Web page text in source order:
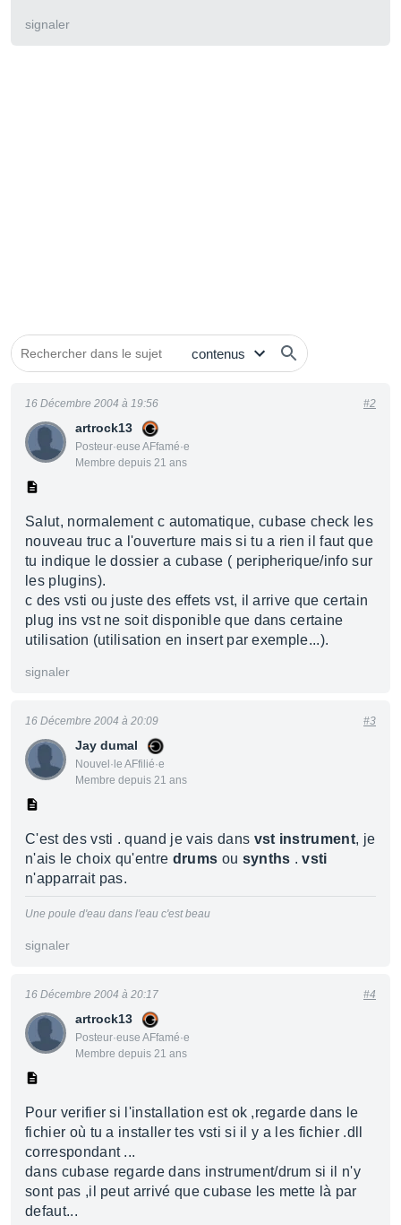
signaler
artrock13
Posteur·euse AFfamé·e
Membre depuis 21 ans
16 Décembre 2004 à 19:56 #2
Salut, normalement c automatique, cubase check les
nouveau truc a l'ouverture mais si tu a rien il faut que
tu indique le dossier a cubase ( peripherique/info sur
les plugins).
c des vsti ou juste des effets vst, il arrive que certain
plug ins vst ne soit disponible que dans certaine
utilisation (utilisation en insert par exemple...).
signaler
Jay dumal
Nouvel·le AFfilié·e
Membre depuis 21 ans
16 Décembre 2004 à 20:09 #3
C'est des vsti . quand je vais dans vst instrument, je
n'ais le choix qu'entre drums ou synths .vsti
n'apparrait pas.
Une poule d'eau dans l'eau c'est beau
signaler
artrock13
Posteur·euse AFfamé·e
Membre depuis 21 ans
16 Décembre 2004 à 20:17 #4
Pour verifier si l'installation est ok ,regarde dans le
fichier où tu a installer tes vsti si il y a les fichier .dll
correspondant ...
dans cubase regarde dans instrument/drum si il n'y
sont pas ,il peut arrivé que cubase les mette là par
defaut...